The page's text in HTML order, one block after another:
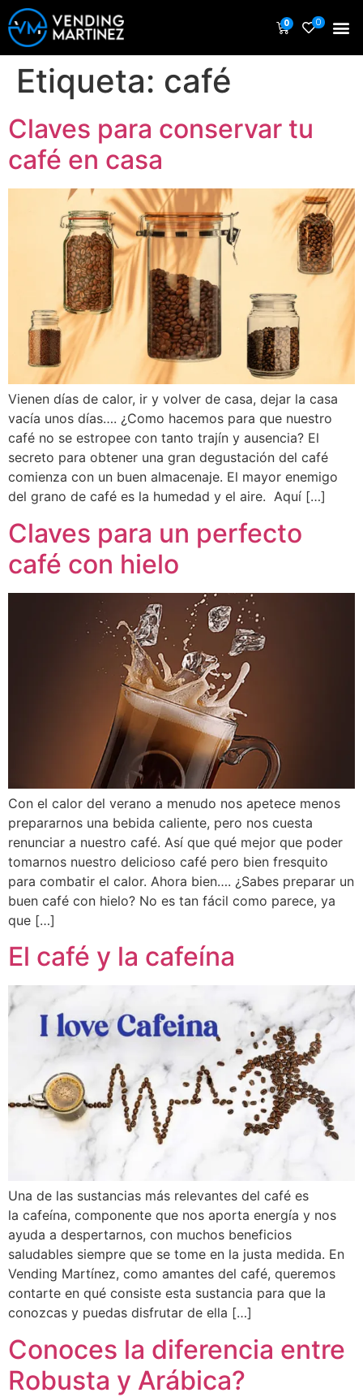
0 0
Etiqueta: café
Claves para conservar tu
café en casa
Vienen días de calor, ir y volver de casa, dejar la casa
vacía unos días…. ¿Como hacemos para que nuestro
café no se estropee con tanto trajín y ausencia? El
secreto para obtener una gran degustación del café
comienza con un buen almacenaje. El mayor enemigo
del grano de café es la humedad y el aire. Aquí […]
Claves para un perfecto
café con hielo
Con el calor del verano a menudo nos apetece menos
prepararnos una bebida caliente, pero nos cuesta
renunciar a nuestro café. Así que qué mejor que poder
tomarnos nuestro delicioso café pero bien fresquito
para combatir el calor. Ahora bien…. ¿Sabes preparar un
buen café con hielo? No es tan fácil como parece, ya
que […]
El café y la cafeína
Una de las sustancias más relevantes del café es
la cafeína, componente que nos aporta energía y nos
ayuda a despertarnos, con muchos beneficios
saludables siempre que se tome en la justa medida. En
Vending Martínez, como amantes del café, queremos
contarte en qué consiste esta sustancia para que la
conozcas y puedas disfrutar de ella […]
Conoces la diferencia entre
Robusta y Arábica?